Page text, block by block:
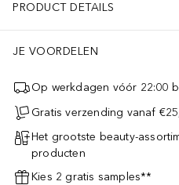
PRODUCT DETAILS
JE VOORDELEN
Op werkdagen vóór 22:00
Gratis verzending vanaf
Het grootste beauty-
producten
Kies 2 gratis samples**